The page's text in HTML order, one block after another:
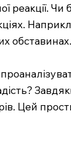
реакції.
обставинах.
Цей